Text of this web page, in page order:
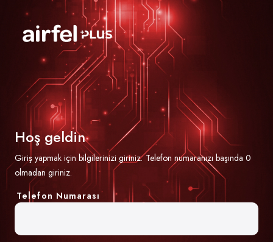
Hoş geldin
Giriş yapmak için bilgilerinizi giriniz. Telefon numaranızı başında 0
olmadan giriniz.
Telefon Numarası